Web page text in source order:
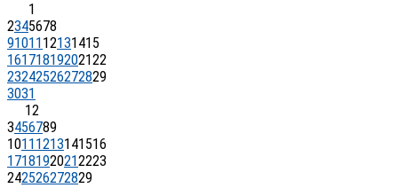
1
2345678
91011 12131415
16171819202122
23242526272829
3031
12
3456789
1011 1213141516
17181920212223
242526272829